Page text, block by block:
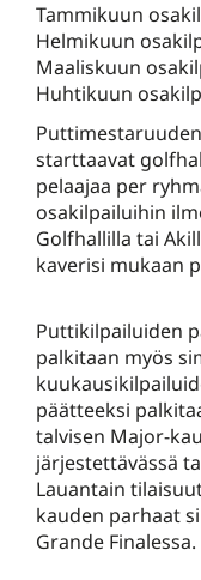
Tammikuun
Helmikuun
Maaliskuun
Huhtikuun
starttaavat
pelaajaa per
osakilpailuihin
Golfhallilla tai
kaverisi mukaan
Puttikilpailuiden
palkitaan myös
päätteeksi
talvisen Major-
järjestettävässä
Lauantain
kauden parhaat
Grande Finalessa.